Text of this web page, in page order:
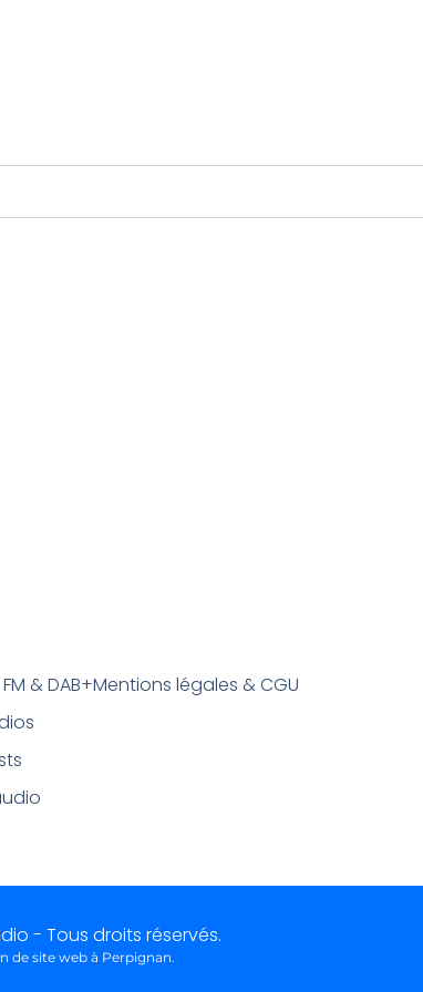
& DAB+Mentions légales & CGU
- Tous droits réservés.
de site web à Perpignan.